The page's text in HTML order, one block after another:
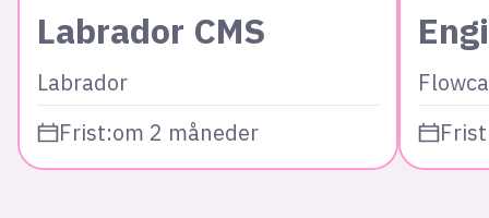
Labrador CMS
Labrador
Frist:om 2 måneder